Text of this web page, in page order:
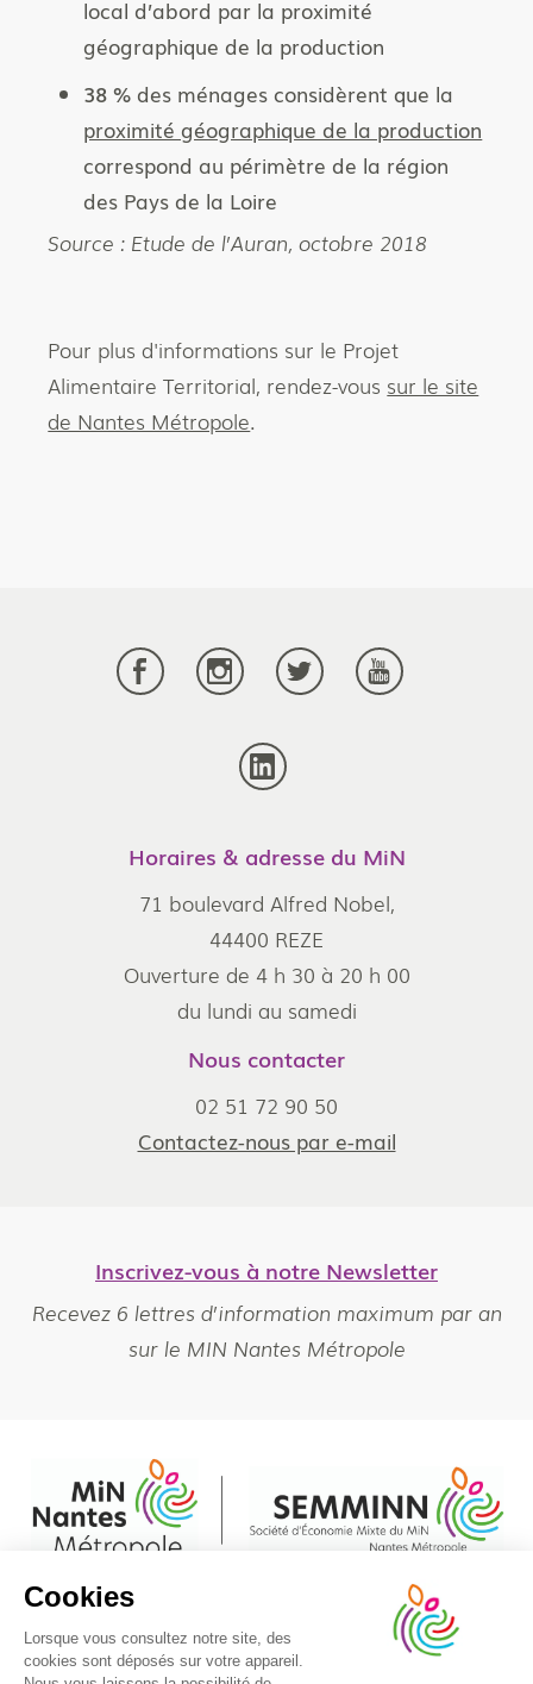
local d’abord par la proximité
géographique de la production
38 % des ménages considèrent que la
proximité géographique de la production
correspond au périmètre de la région
des Pays de la Loire
Source : Etude de l’Auran, octobre 2018
Pour plus d'informations sur le Projet
Alimentaire Territorial, rendez-vous sur le site
de Nantes Métropole.
Horaires & adresse du MiN
71 boulevard Alfred Nobel,
44400 REZE
Ouverture de 4 h 30 à 20 h 00
du lundi au samedi
Nous contacter
02 51 72 90 50
Contactez-nous par e-mail
Inscrivez-vous à notre Newsletter
Recevez 6 lettres d’information maximum par an
sur le MIN Nantes Métropole
PiedRèglement Intérieur © Min Nantes Métropole 2020 - Tous droits réservés
Mentions légales Politique de cookies
Cookies
Lorsque vous consultez notre site, des
cookies sont déposés sur votre appareil.